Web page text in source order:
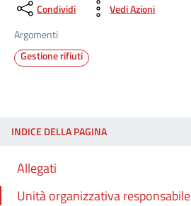
Condividi
Vedi Azioni
Argomenti
Gestione rifiuti
INDICE DELLA PAGINA
Allegati
Unità organizzativa responsabile